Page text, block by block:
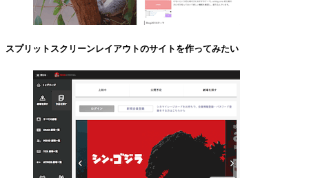
スプリットスクリーンレイアウトのサイトを作ってみたい